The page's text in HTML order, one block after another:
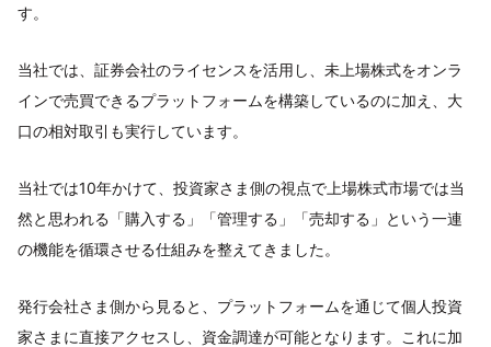
す。
当社では、証券会社のライセンスを活用し、未上場株式をオンラ
インで売買できるプラットフォームを構築しているのに加え、大
口の相対取引も実行しています。
当社では10年かけて、投資家さま側の視点で上場株式市場では当
然と思われる「購入する」「管理する」「売却する」という一連
の機能を循環させる仕組みを整えてきました。
発行会社さま側から見ると、プラットフォームを通じて個人投資
家さまに直接アクセスし、資金調達が可能となります。これに加